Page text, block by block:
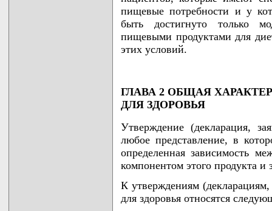
пищевые потребности и у
быть достигнуто только
пищевыми продуктами для
этих условий.
ГЛАВА 2 ОБЩАЯ
ДЛЯ ЗДОРОВЬЯ
Утверждение (декларация,
любое представление, в
определенная зависимость
компонентом этого продукта и
К утверждениям
для здоровья относятся